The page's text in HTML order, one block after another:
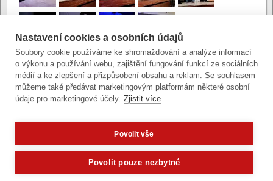
Autor: Pavel Snášel|Poslední úprava:
24. října 2022 (po)
Články a fotografie lze kopírovat jen se svolením provozovatele
vývoj|správa obsahu| design:Rency
Nastavení cookies a osobních údajů
Soubory cookie používáme ke shromažďování a analýze informací
o výkonu a používání webu, zajištění fungování funkcí ze sociálních
médií a ke zlepšení a přizpůsobení obsahu a reklam. Se souhlasem
můžeme také předávat marketingovým platformám některé osobní
údaje pro marketingové účely. Zjistit více
Povolit vše
Povolit pouze nezbytné
Potřebujete poradit?Zeptejte se n